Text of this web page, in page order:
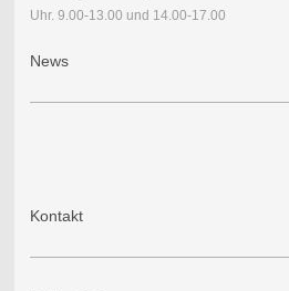
Uhr. 9.00-13.00 und 14.00-17.00
News
Kontakt